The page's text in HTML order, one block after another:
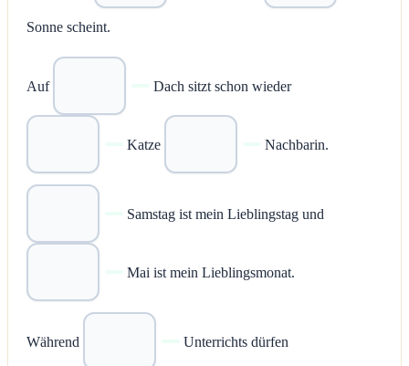
Sonne scheint.
Auf Dach sitzt schon wieder
Katze Nachbarin.
Samstag ist mein Lieblingstag und
Mai ist mein Lieblingsmonat.
Während Unterrichts dürfen